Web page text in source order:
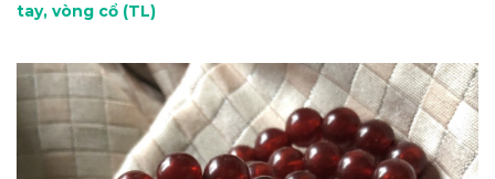
tay, vòng cổ (TL)